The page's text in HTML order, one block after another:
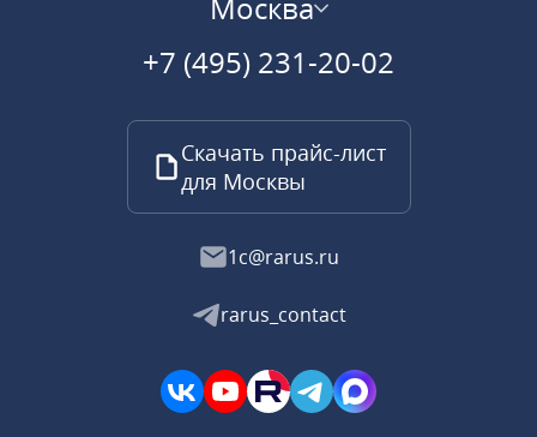
+7 (495) 231-20-02
Скачать прайс-лист
для Москвы
1c@rarus.ru
rarus_contact